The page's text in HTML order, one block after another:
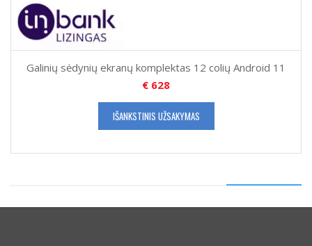
Galinių sėdynių ekranų komplektas 12 colių Android 11
€ 628
IŠANKSTINIS UŽSAKYMAS